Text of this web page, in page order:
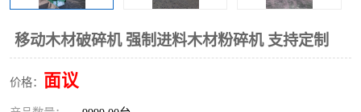
移动木材破碎机 强制进料木材粉碎机 支持定制
价格： 面议